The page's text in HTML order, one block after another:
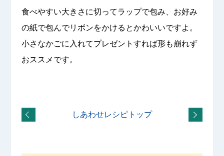
食べやすい大きさに切ってラップで包み、お好み
の紙で包んでリボンをかけるとかわいいですよ。
小さなかごに入れてプレゼントすれば形も崩れず
おススメです。
しあわせレシピトップ